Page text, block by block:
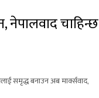
नेपालवाद चाहिन्छ
समृद्ध बनाउन अब मार्क्सवाद,